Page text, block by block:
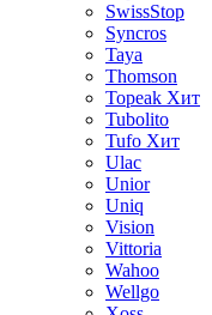
SwissStop
Syncros
Taya
Thomson
Topeak Хит
Tubolito
Tufo Хит
Ulac
Unior
Uniq
Vision
Vittoria
Wahoo
Wellgo